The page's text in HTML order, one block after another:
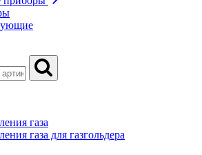
газа
газа для газгольдера